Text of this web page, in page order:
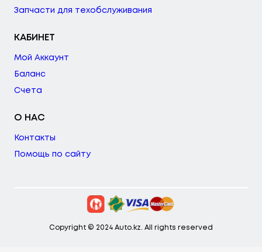
Запчасти для техобслуживания
КАБИНЕТ
Мой Аккаунт
Баланс
Счета
О НАС
Контакты
Помощь по сайту
Copyright © 2024 Auto.kz. All rights reserved